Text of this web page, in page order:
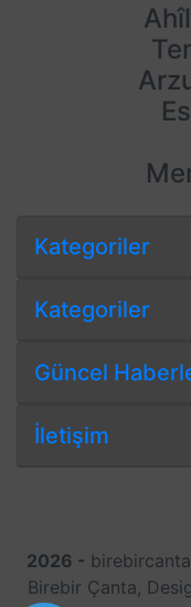
Kategoriler
Kategoriler
Güncel
İletişim
2026 -
Birebir Çanta,